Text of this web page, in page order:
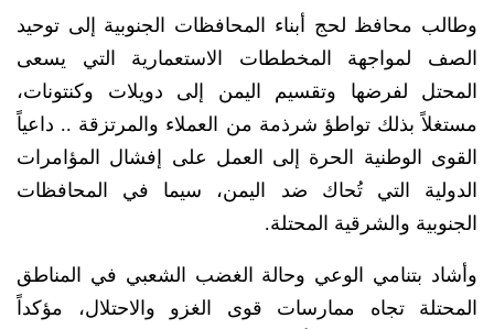
وطالب محافظ لحج أبناء المحافظات الجنوبية إلى توحيد
الصف لمواجهة المخططات الاستعمارية التي يسعى
المحتل لفرضها وتقسيم اليمن إلى دويلات وكنتونات،
مستغلاً بذلك تواطؤ شرذمة من العملاء والمرتزقة .. داعياً
القوى الوطنية الحرة إلى العمل على إفشال المؤامرات
الدولية التي تُحاك ضد اليمن، سيما في المحافظات
الجنوبية والشرقية المحتلة.
وأشاد بتنامي الوعي وحالة الغضب الشعبي في المناطق
المحتلة تجاه ممارسات قوى الغزو والاحتلال، مؤكداً